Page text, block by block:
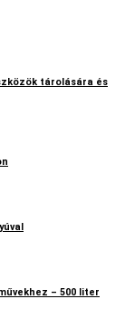
tárolására és
– 500 liter